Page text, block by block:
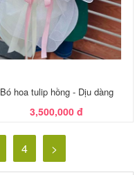
Bó hoa tulip hồng - Dịu dàng
3,500,000 đ
4 >